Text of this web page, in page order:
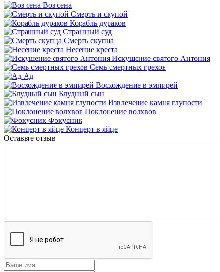
Воз сена
Смерть и скупой
Корабль дураков
Страшный суд
Смерть скупца
Несение креста
Искушение святого Антония
Семь смертных грехов
Ад
Восхождение в эмпирей
Блудный сын
Извлечение камня глупости
Поклонение волхвов
Фокусник
Концерт в яйце
Оставьте отзыв